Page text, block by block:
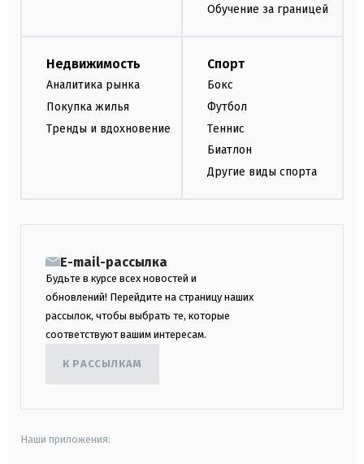
Обучение за границей
Недвижимость
Аналитика рынка
Покупка жилья
Тренды и вдохновение
Спорт
Бокс
Футбол
Теннис
Биатлон
Другие виды спорта
E-mail-рассылка
Будьте в курсе всех новостей и
обновлений! Перейдите на страницу наших
рассылок, чтобы выбрать те, которые
соответствуют вашим интересам.
К РАССЫЛКАМ
Наши приложения: